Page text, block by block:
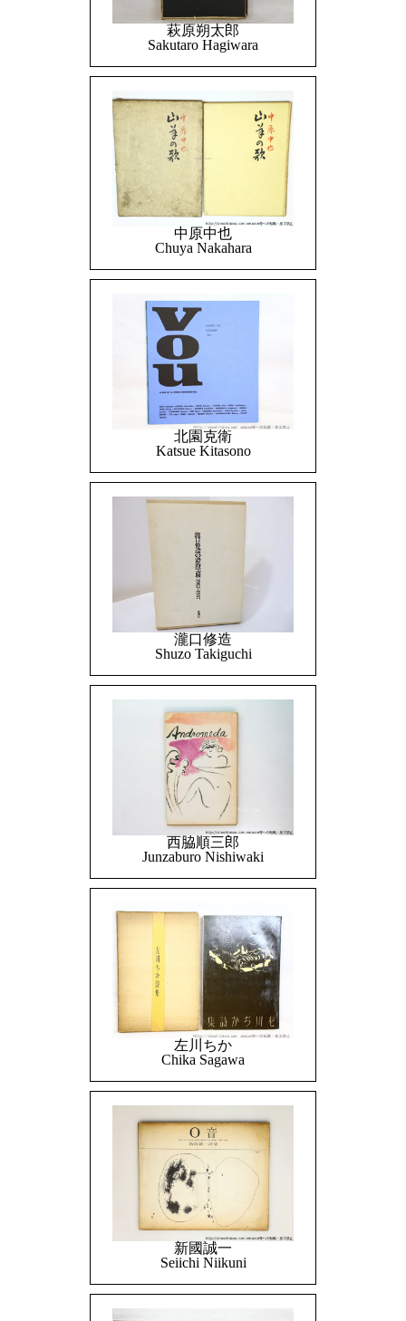
萩原朔太郎
Sakutaro Hagiwara
中原中也
Chuya Nakahara
北園克衛
Katsue Kitasono
瀧口修造
Shuzo Takiguchi
西脇順三郎
Junzaburo Nishiwaki
左川ちか
Chika Sagawa
新國誠一
Seiichi Niikuni